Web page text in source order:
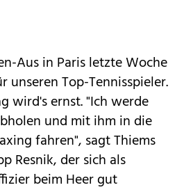
Ausin Paris letzte Woche
unseren Top-Tennisspieler.
wird's ernst. "Ich werde
und mit ihm in die
fahren", sagt Thiems
Resnik, der sich als
beim Heer gut